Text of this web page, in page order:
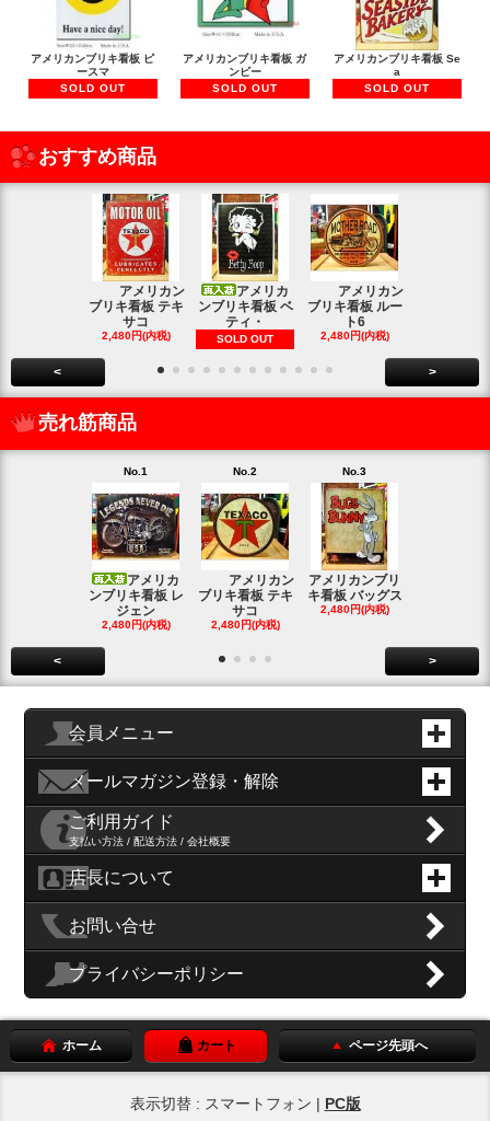
アメリカンブリキ看板 ピ
ースマ
SOLD OUT
アメリカンブリキ看板 ガ
ンビー
SOLD OUT
アメリカンブリキ看板 Se
a
SOLD OUT
おすすめ商品
アメリカン
ブリキ看板 テキ
サコ
2,480円(内税)
アメリカ
ンブリキ看板 ベ
ティ・
SOLD OUT
アメリカン
ブリキ看板 ルー
ト6
2,480円(内税)
< >
売れ筋商品
No.1
アメリカ
ンブリキ看板 レ
ジェン
2,480円(内税)
No.2
アメリカン
ブリキ看板 テキ
サコ
2,480円(内税)
No.3
アメリカンブリ
キ看板 バッグス
2,480円(内税)
< >
会員メニュー
メールマガジン登録・解除
ご利用ガイド
支払い方法 / 配送方法 / 会社概要
店長について
お問い合せ
プライバシーポリシー
ホーム カート ページ先頭へ
表示切替 : スマートフォン | PC版